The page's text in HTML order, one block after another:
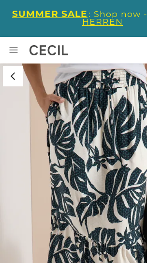
SUMMER SALE : Shop now -
HERREN